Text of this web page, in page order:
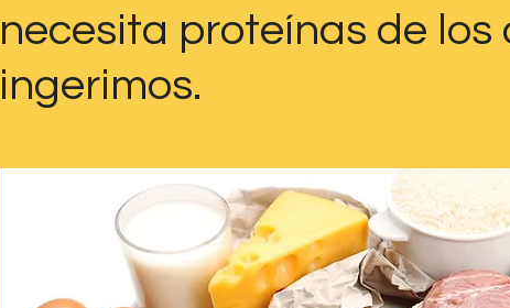
necesita proteínas de los
ingerimos.